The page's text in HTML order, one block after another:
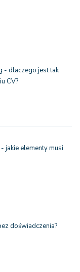
- dlaczego jest tak
CV?
jakie elementy musi
doświadczenia?